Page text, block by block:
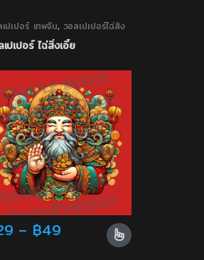
product page
ปเปอร์ เทพจีน, วอลเปเปอร์ไฉ่สิ่ง
ปเปอร์ ไฉ่สิ่งเอี้ย
– ฿49Price range: ฿29
product has multiple variants. The